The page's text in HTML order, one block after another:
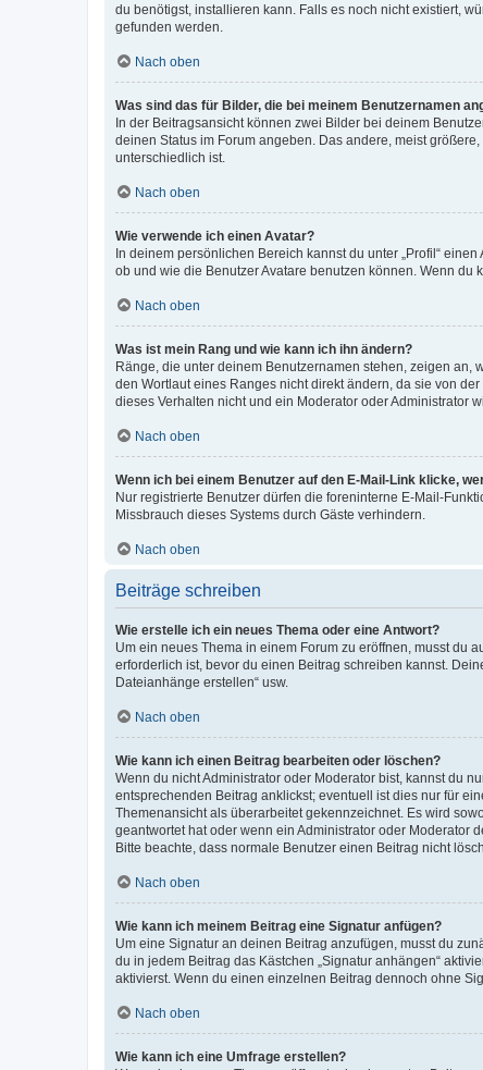
du benötigst, installieren kann. Falls es noch nicht existiert,
gefunden werden.
Nach oben
Was sind das für Bilder, die bei meinem Benutzernamen
In der Beitragsansicht können zwei Bilder bei deinem
deinen Status im Forum angeben. Das andere, meist
unterschiedlich ist.
Nach oben
Wie verwende ich einen Avatar?
In deinem persönlichen Bereich kannst du unter „Profil“
ob und wie die Benutzer Avatare benutzen können. Wenn du
Nach oben
Was ist mein Rang und wie kann ich ihn ändern?
Ränge, die unter deinem Benutzernamen stehen, zeigen an,
den Wortlaut eines Ranges nicht direkt ändern, da sie von
dieses Verhalten nicht und ein Moderator oder Administrator
Nach oben
Wenn ich bei einem Benutzer auf den E-Mail-Link klicke,
Nur registrierte Benutzer dürfen die foreninterne E-Mail-
Missbrauch dieses Systems durch Gäste verhindern.
Nach oben
Beiträge schreiben
Wie erstelle ich ein neues Thema oder eine Antwort?
Um ein neues Thema in einem Forum zu eröffnen, musst du
erforderlich ist, bevor du einen Beitrag schreiben kannst.
Dateianhänge erstellen“ usw.
Nach oben
Wie kann ich einen Beitrag bearbeiten oder löschen?
Wenn du nicht Administrator oder Moderator bist, kannst du
entsprechenden Beitrag anklickst; eventuell ist dies nur für
Themenansicht als überarbeitet gekennzeichnet. Es wird
geantwortet hat oder wenn ein Administrator oder Moderator
Bitte beachte, dass normale Benutzer einen Beitrag nicht
Nach oben
Wie kann ich meinem Beitrag eine Signatur anfügen?
Um eine Signatur an deinen Beitrag anzufügen, musst du
du in jedem Beitrag das Kästchen „Signatur anhängen“
aktivierst. Wenn du einen einzelnen Beitrag dennoch ohne
Nach oben
Wie kann ich eine Umfrage erstellen?